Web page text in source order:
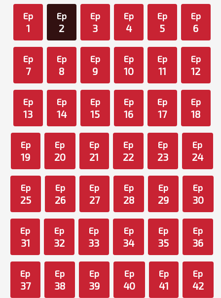
Ep
1
Ep
2
Ep
3
Ep
4
Ep
5
Ep
6
Ep
7
Ep
8
Ep
9
Ep
10
Ep
11
Ep
12
Ep
13
Ep
14
Ep
15
Ep
16
Ep
17
Ep
18
Ep
19
Ep
20
Ep
21
Ep
22
Ep
23
Ep
24
Ep
25
Ep
26
Ep
27
Ep
28
Ep
29
Ep
30
Ep
31
Ep
32
Ep
33
Ep
34
Ep
35
Ep
36
Ep
37
Ep
38
Ep
39
Ep
40
Ep
41
Ep
42